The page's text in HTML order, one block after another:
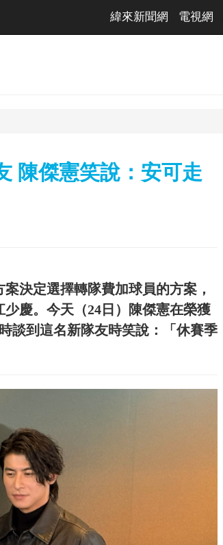
緯來新聞網 電視網
陳傑憲笑說：安可走
決定選擇轉隊費加球員的方案，
慶。今天（24日）陳傑憲在榮獲
談到這名新隊友時笑說：「休賽季